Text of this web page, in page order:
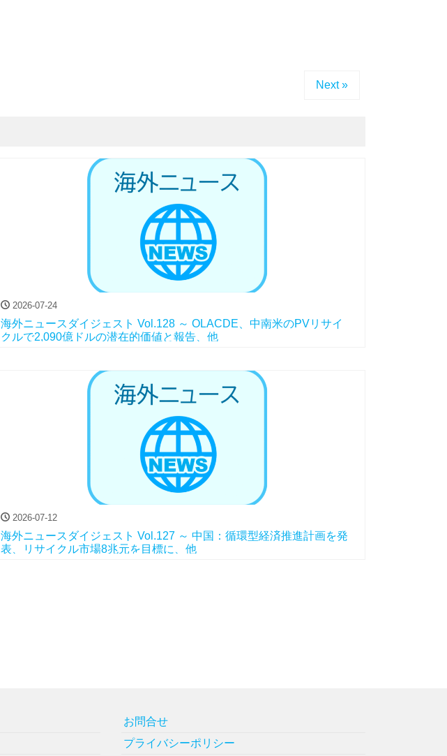
Next »
2026-07-24
海外ニュースダイジェスト Vol.128 ～ OLACDE、中南米のPVリサイ
クルで2,090億ドルの潜在的価値と報告、他
2026-07-12
海外ニュースダイジェスト Vol.127 ～ 中国：循環型経済推進計画を発
表、リサイクル市場8兆元を目標に、他
お問合せ
プライバシーポリシー